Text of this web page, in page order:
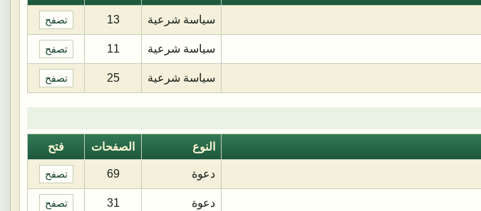
سياسة شرعية 13 تصفح
سياسة شرعية 11 تصفح
سياسة شرعية 25 تصفح
النوع الصفحات فتح
دعوة 69 تصفح
دعوة 31 تصفح